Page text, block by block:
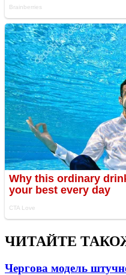
ЧИТАЙТЕ
Чергова модель